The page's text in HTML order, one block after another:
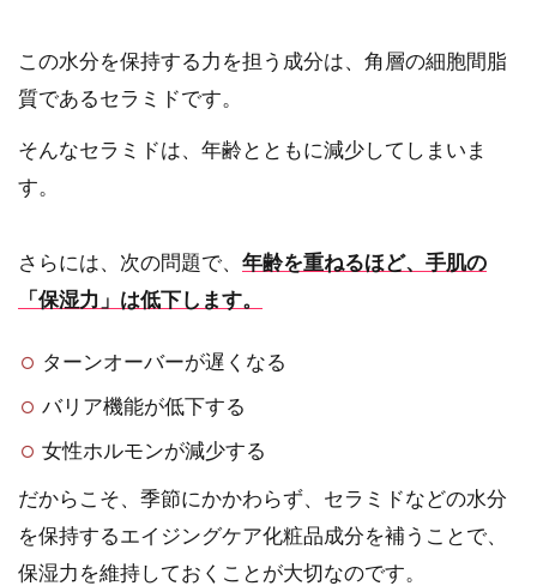
この水分を保持する力を担う成分は、角層の細胞間脂
質であるセラミドです。
そんなセラミドは、年齢とともに減少してしまいま
す。
さらには、次の問題で、 年齢を重ねるほど、手肌の
「保湿力」は低下します。
ターンオーバーが遅くなる
バリア機能が低下する
女性ホルモンが減少する
だからこそ、季節にかかわらず、セラミドなどの水分
を保持するエイジングケア化粧品成分を補うことで、
保湿力を維持しておくことが大切なのです。